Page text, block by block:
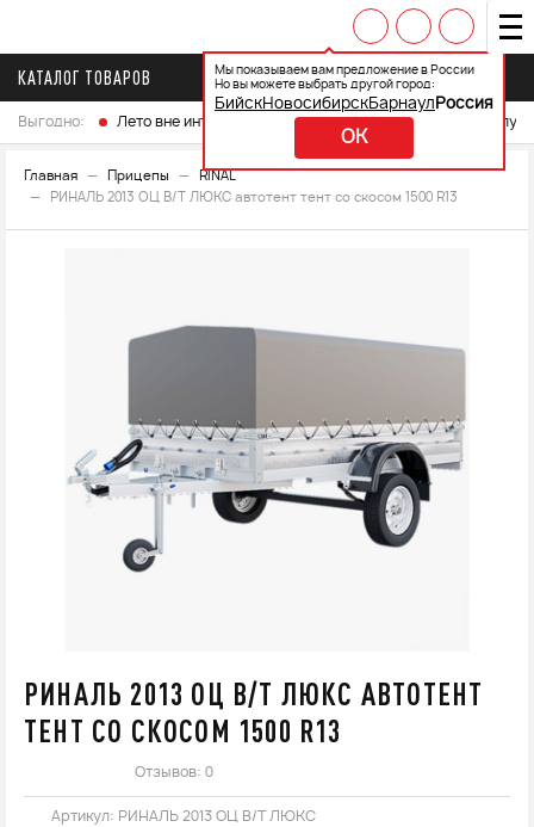
Мы показываем вам предложение в России
Но вы можете выбрать другой город:
БийскНовосибирскБарнаул Россия
OK
КАТАЛОГ ТОВАРОВ
Выгодно: Лето вне интренета Выберите свой мотоцикл и
Главная Прицепы
RINAL
РИНАЛЬ 2013 ОЦ В/Т ЛЮКС автотент тент со скосом 1500 R13
РИНАЛЬ 2013 ОЦ В/Т ЛЮКС АВТОТЕНТ
ТЕНТ СО СКОСОМ 1500 R13
Отзывов: 0
Артикул: РИНАЛЬ 2013 ОЦ В/Т ЛЮКС